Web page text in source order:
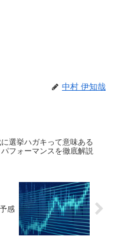
中村 伊知哉
選挙ハガキって意味ある
フォーマンスを徹底解説
感